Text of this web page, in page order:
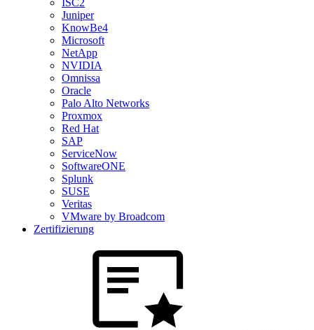
ISC2
Juniper
KnowBe4
Microsoft
NetApp
NVIDIA
Omnissa
Oracle
Palo Alto Networks
Proxmox
Red Hat
SAP
ServiceNow
SoftwareONE
Splunk
SUSE
Veritas
VMware by Broadcom
Zertifizierung